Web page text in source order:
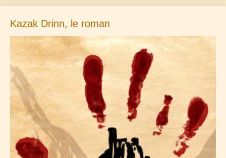
Kazak Drinn, le roman